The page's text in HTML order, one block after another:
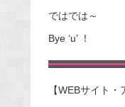
ではでは～
Bye ‘u’ ！
【WEBサイト・